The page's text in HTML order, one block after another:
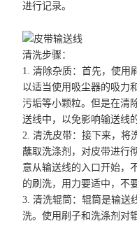
进行记录。
清洗步骤：
1. 清除杂质：首先，使用
以适当使用吸尘器的吸力
污垢等小颗粒。但是在清
送线中，以免影响输送线
2. 清洗皮带：接下来，将
蘸取洗涤剂，对皮带进行
意从输送线的入口开始，
的刷洗，用力要适中，不
3. 清洗辊筒：辊筒是输送
洗。使用刷子和洗涤剂对